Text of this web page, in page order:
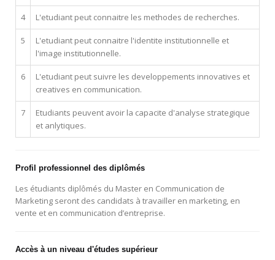
4 L'etudiant peut connaitre les methodes de recherches.
5
L'etudiant peut connaitre l'identite institutionnelle et
l'image institutionnelle.
6
L'etudiant peut suivre les developpements innovatives et
creatives en communication.
7
Etudiants peuvent avoir la capacite d'analyse strategique
et anlytiques.
Profil professionnel des diplômés
Les étudiants diplômés du Master en Communication de
Marketing seront des candidats à travailler en marketing, en
vente et en communication d’entreprise.
Accès à un niveau d'études supérieur